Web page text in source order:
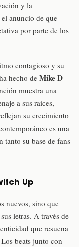
y la
anuncio de que
por parte de los
contagioso y su
hecho de Mike D
muestra una
a sus raíces,
su crecimiento
es una
tanto su base de fans
Up
nuevos, sino que
letras. A través de
que resuena
beats junto con